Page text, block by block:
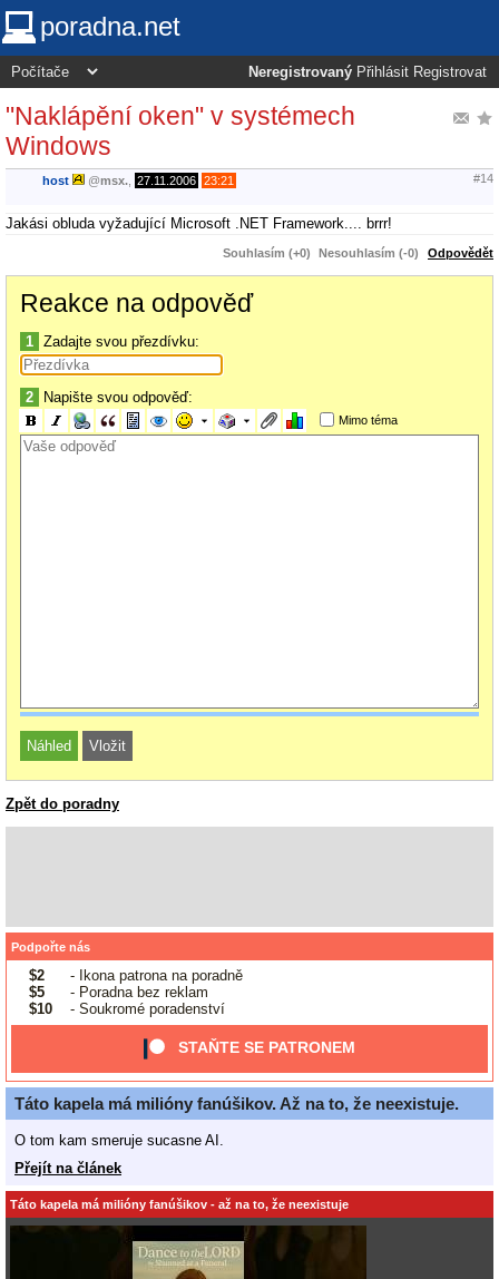
poradna.net
Neregistrovaný Přihlásit Registrovat
"Naklápění oken" v systémech
Windows
host @msx. 27.11.2006 23:21 #14
Jakási obluda vyžadující Microsoft .NET Framework.... brrr!
Souhlasím (+0) Nesouhlasím (-0) Odpovědět
Reakce na odpověď
1 Zadajte svou přezdívku:
2 Napište svou odpověď:
Mimo téma
Zpět do poradny
Podpořte nás
$2
- Ikona patrona na poradně
$5
- Poradna bez reklam
$10
- Soukromé poradenství
STAŇTE SE PATRONEM
Táto kapela má milióny fanúšikov. Až na to, že neexistuje.
O tom kam smeruje sucasne AI.
Přejít na článek
Táto kapela má milióny fanúšikov - až na to, že neexistuje